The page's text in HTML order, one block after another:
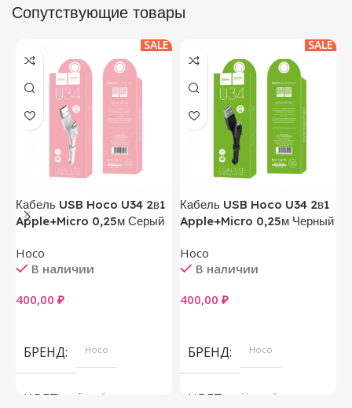
Сопутствующие товары
SALE
Кабель USB Hoco U34 2в1
Apple+Micro 0,25м Серый
Hoco
В наличии
400,00 ₽
БРЕНД Hoco
ЦВЕТ Белый
SALE
Кабель USB Hoco U34 2в1
Apple+Micro 0,25м Черный
Hoco
В наличии
400,00 ₽
БРЕНД Hoco
ЦВЕТ Черный